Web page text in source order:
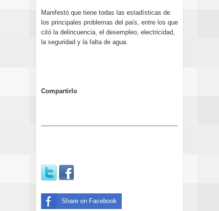
Manifestó que tiene todas las estadísticas de
los principales problemas del país, entre los que
citó la delincuencia, el desempleo, electricidad,
la seguridad y la falta de agua.
Compartirlo
Share on Facebook